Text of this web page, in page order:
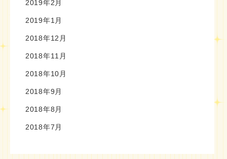
2019年2月
2019年1月
2018年12月
2018年11月
2018年10月
2018年9月
2018年8月
2018年7月